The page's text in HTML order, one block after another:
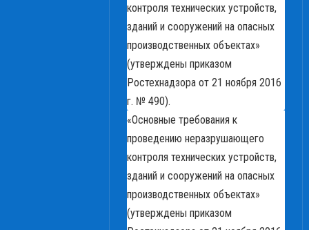
контроля технических устройств,
зданий и сооружений на опасных
производственных объектах»
(утверждены приказом
Ростехнадзора от 21 ноября 2016
г. № 490).
«Основные требования к
проведению неразрушающего
контроля технических устройств,
зданий и сооружений на опасных
производственных объектах»
(утверждены приказом